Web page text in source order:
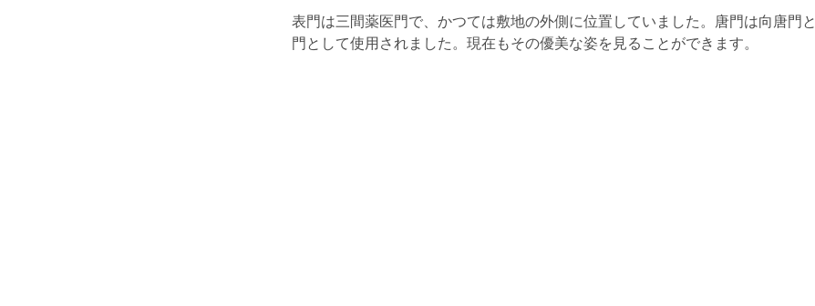
表門は三間薬医門で、かつては敷地の外側に位置していました。唐門は向唐門
門として使用されました。現在もその優美な姿を見ることができます。